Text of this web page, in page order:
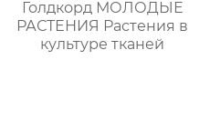
Голдкорд МОЛОДЫЕ
РАСТЕНИЯ Растения в
культуре тканей